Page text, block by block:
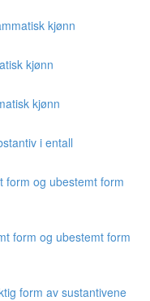
kjønn
kjønn
kjønn
i entall
form og ubestemt form
form og ubestemt form
form av sustantivene